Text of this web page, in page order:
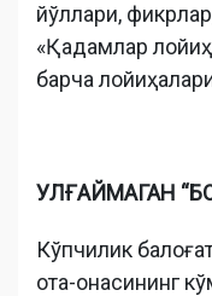
йўллари,
«Қадамлар
барча
УЛҒАЙМАГАН
Кўпчилик
ота-онасининг